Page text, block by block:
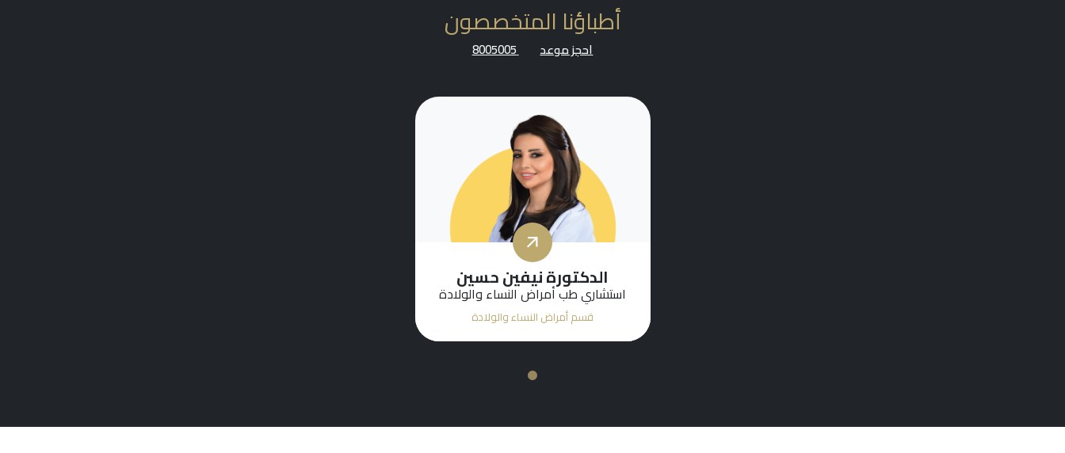
أطباؤنا المتخصصون
احجز موعد 8005005
الدكتورة نيفين حسين
استشاري طب أمراض النساء والولادة
قسم أمراض النساء والولادة
1